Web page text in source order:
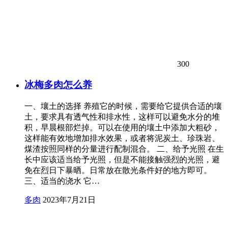
300
冰梅多肉怎么养
一、壤土的选择 养殖它的时候，需要给它提供合适的壤
土，要求具有透气性和排水性，这样可以避免水分的堆
积，早晨根部烂掉。可以在使用的壤土中添加大粗砂，
这样能有效地增加排水效果，或者将泥炭土、珍珠岩、
煤渣按照同样的分量进行配制混合。 二、给予光照 在生
长中应该适当给予光照，但是不能接触强烈的光照，避
免在烈日下暴晒。日常放在散光条件好的地方即可。
三、适当的浇水 它…
多肉 2023年7月21日